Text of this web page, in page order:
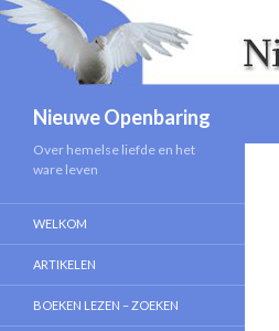
Nieuwe Openbaring
Over hemelse liefde en het
ware leven
WELKOM
ARTIKELEN
BOEKEN LEZEN – ZOEKEN